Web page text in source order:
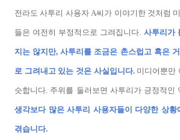
전라도 사투리 사용자 A씨가 이야기한 것처럼
들은 여전히 부정적으로 그려집니다. 사투리가
지는 않지만, 사투리를 조금은 촌스럽고 혹은
로 그려내고 있는 것은 사실입니다. 미디어뿐만
슷합니다. 주위를 둘러보면 사투리가 긍정적인
생각보다 많은 사투리 사용자들이 다양한 상
겪습니다.